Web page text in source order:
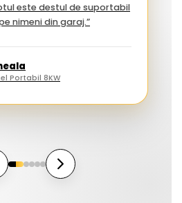
este destul de suportabil
nu deranjează pe nimeni din garaj.”
Portabil 8KW